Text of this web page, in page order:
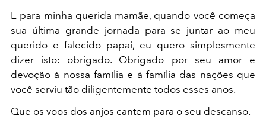
E para minha querida mamãe, quando você começa
sua última grande jornada para se juntar ao meu
querido e falecido papai, eu quero simplesmente
dizer isto: obrigado. Obrigado por seu amor e
devoção à nossa família e à família das nações que
você serviu tão diligentemente todos esses anos.
Que os voos dos anjos cantem para o seu descanso.